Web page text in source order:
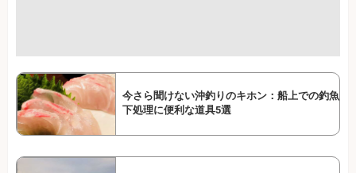
今さら聞けない沖釣りのキホン：船上での釣魚
下処理に便利な道具5選